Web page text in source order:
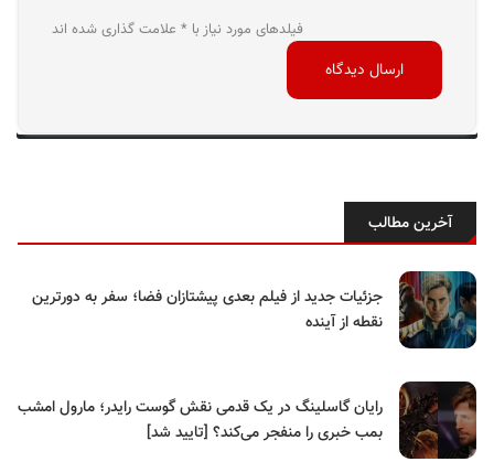
فیلدهای مورد نیاز با * علامت گذاری شده اند
آخرین مطالب
جزئیات جدید از فیلم بعدی پیشتازان فضا؛ سفر به دورترین
نقطه از آینده
رایان گاسلینگ در یک قدمی نقش گوست رایدر؛ مارول امشب
بمب خبری را منفجر می‌کند؟ [تایید شد]